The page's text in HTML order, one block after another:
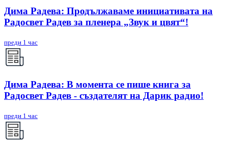
Дима Радева: Продължаваме инициативата на
Радосвет Радев за пленера „Звук и цвят“!
преди 1 час
Дима Радева: В момента се пише книга за
Радосвет Радев - създателят на Дарик радио!
преди 1 час